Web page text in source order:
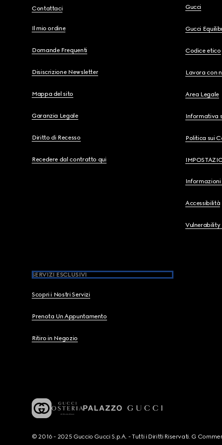
Contattaci
Il mio ordine
Domande Frequenti
Disiscrizione Newsletter
Mappa del sito
Garanzia Legale
Diritto di Recesso
Recedere dal contratto qui
Gucci
Gucci
Codice etico
Lavora con
Area Legale
Informativa
Politica sui
Informazioni
Accessibilità
Vulnerability
SERVIZI ESCLUSIVI
Scopri i Nostri Servizi
Prenota Un Appuntamento
Ritiro in Negozio
© 2016 - 2025 Guccio Gucci S.p.A. - Tutti i Diritti Riservati. G